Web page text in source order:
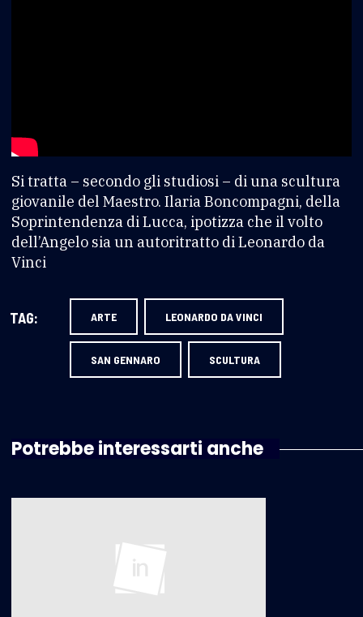
Si tratta – secondo gli studiosi – di una scultura
giovanile del Maestro. Ilaria Boncompagni, della
Soprintendenza di Lucca, ipotizza che il volto
dell’Angelo sia un autoritratto di Leonardo da
Vinci
TAG: ARTE LEONARDO DA VINCI
SAN GENNARO SCULTURA
Potrebbe interessarti anche